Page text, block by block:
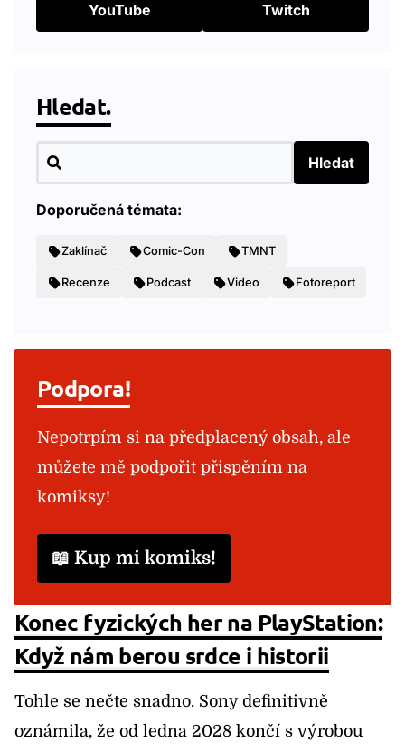
YouTube Twitch
Hledat.
Hledat
Doporučená témata:
Zaklínač Comic-Con TMNT
Recenze Podcast Video Fotoreport
Podpora!
Nepotrpím si na předplacený obsah, ale
můžete mě podpořit přispěním na
komiksy!
📖 Kup mi komiks!
Konec fyzických her na PlayStation:
Když nám berou srdce i historii
Tohle se nečte snadno. Sony definitivně
oznámila, že od ledna 2028 končí s výrobou